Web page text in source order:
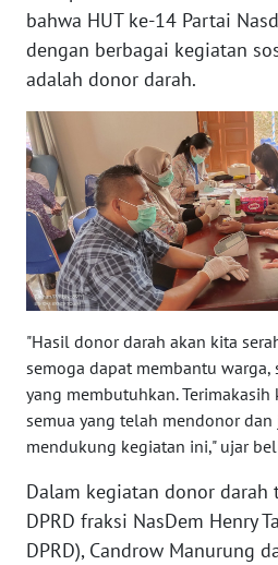
bahwa HUT ke-14 Partai
dengan berbagai kegiatan
adalah donor darah.
"Hasil donor darah akan kita
semoga dapat membantu warga,
yang membutuhkan.
semua yang telah mendonor
mendukung kegiatan ini," ujar
Dalam kegiatan donor
DPRD fraksi NasDem Henry
DPRD), Candrow Manurung
WN
NUSANTARA
WN
JOGJA
WN
JATIM
WN
BALI
WN
KALBAR
WN
WN
KALTARA